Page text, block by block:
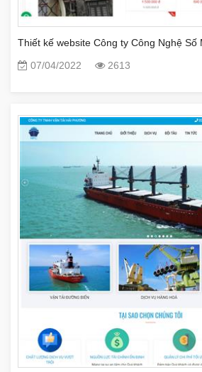
Thiết kế website Công ty Công Nghệ Số
07/04/2022
2613